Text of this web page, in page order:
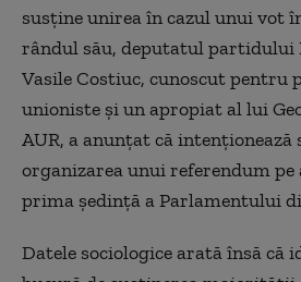
susţine unirea în cazul unui vot
rândul său, deputatul partidului
Vasile Costiuc, cunoscut pentru
unioniste şi un apropiat al lui
AUR, a anunţat că intenţionează
organizarea unui referendum pe
prima şedinţă a Parlamentului
Datele sociologice arată însă că